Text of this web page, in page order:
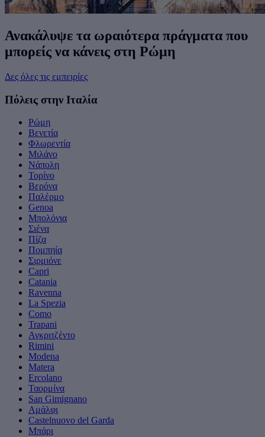
Ανακάλυψε τα ωραιότερα πράγματα που
μπορείς να κάνεις στη Ρώμη
Δες όλες τις εμπειρίες
Πόλεις στην Ιταλία
Ρώμη
Βενετία
Φλωρεντία
Μιλάνο
Νάπολη
Τορίνο
Βερόνα
Παλέρμο
Genoa
Μπολόνια
Σιένα
Πίζα
Πομπηία
Σιρμιόνε
Capri
Catania
Ravenna
La Spezia
Como
Trapani
Αγκριτζέντο
Rimini
Modena
Matera
Ercolano
Ταορμίνα
San Gimignano
Αμάλφι
Castelnuovo del Garda
Μπάρι